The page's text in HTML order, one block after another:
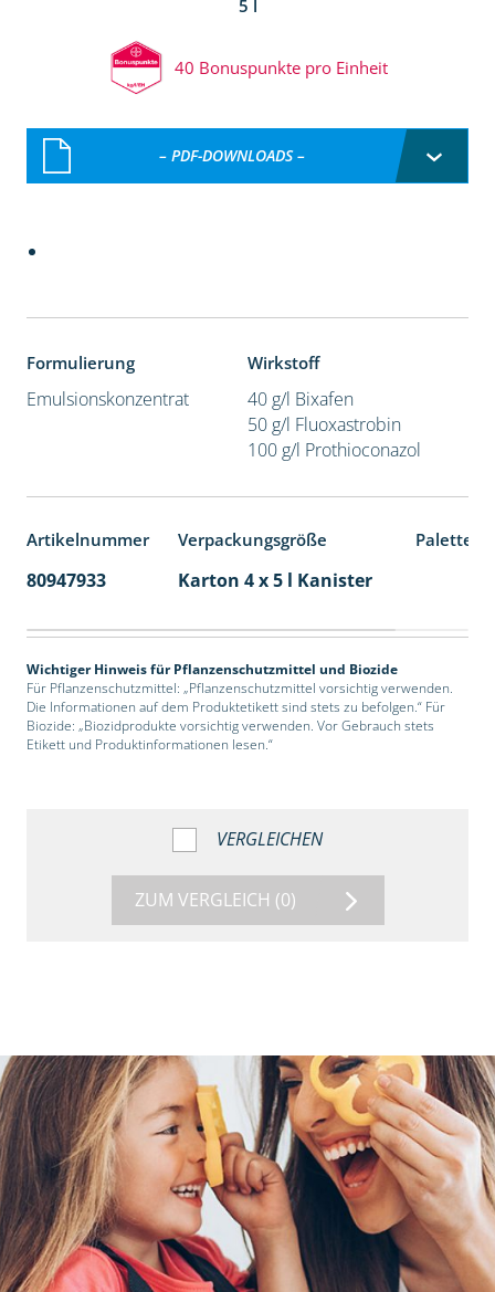
5 l
40 Bonuspunkte pro Einheit
– PDF-DOWNLOADS –
Formulierung
Emulsionskonzentrat
Wirkstoff
40 g/l Bixafen
50 g/l Fluoxastrobin
100 g/l Prothioconazol
Artikelnummer Verpackungsgröße
80947933 Karton 4 x 5 l Kanister
Wichtiger Hinweis für Pflanzenschutzmittel und Biozide
Für Pflanzenschutzmittel: „Pflanzenschutzmittel vorsichtig verwenden.
Die Informationen auf dem Produktetikett sind stets zu befolgen.“ Für
Biozide: „Biozidprodukte vorsichtig verwenden. Vor Gebrauch stets
Etikett und Produktinformationen lesen.“
VERGLEICHEN
ZUM VERGLEICH (0)